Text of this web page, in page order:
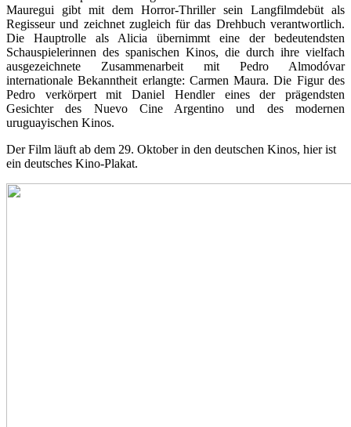
Mauregui gibt mit dem Horror-Thriller sein Langfilmdebüt als
Regisseur und zeichnet zugleich für das Drehbuch verantwortlich.
Die Hauptrolle als Alicia übernimmt eine der bedeutendsten
Schauspielerinnen des spanischen Kinos, die durch ihre vielfach
ausgezeichnete Zusammenarbeit mit Pedro Almodóvar
internationale Bekanntheit erlangte: Carmen Maura. Die Figur des
Pedro verkörpert mit Daniel Hendler eines der prägendsten
Gesichter des Nuevo Cine Argentino und des modernen
uruguayischen Kinos.
Der Film läuft ab dem 29. Oktober in den deutschen Kinos, hier ist
ein deutsches Kino-Plakat.